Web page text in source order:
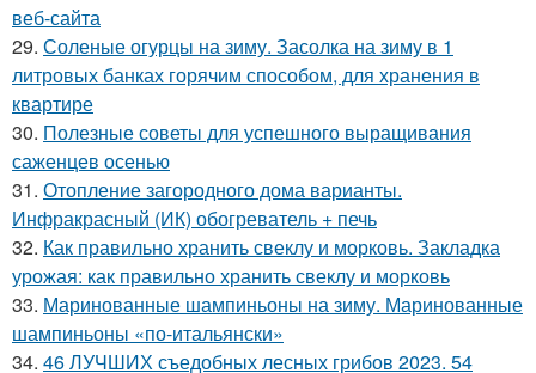
веб-сайта
29. Соленые огурцы на зиму. Засолка на зиму в 1
литровых банках горячим способом, для хранения в
квартире
30. Полезные советы для успешного выращивания
саженцев осенью
31. Отопление загородного дома варианты.
Инфракрасный (ИК) обогреватель + печь
32. Как правильно хранить свеклу и морковь. Закладка
урожая: как правильно хранить свеклу и морковь
33. Маринованные шампиньоны на зиму. Маринованные
шампиньоны «по-итальянски»
34. 46 ЛУЧШИХ съедобных лесных грибов 2023. 54